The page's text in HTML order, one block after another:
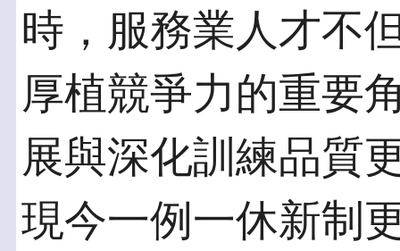
時，服務業人才不
厚植競爭力的重要
展與深化訓練品質
現今一例一休新制